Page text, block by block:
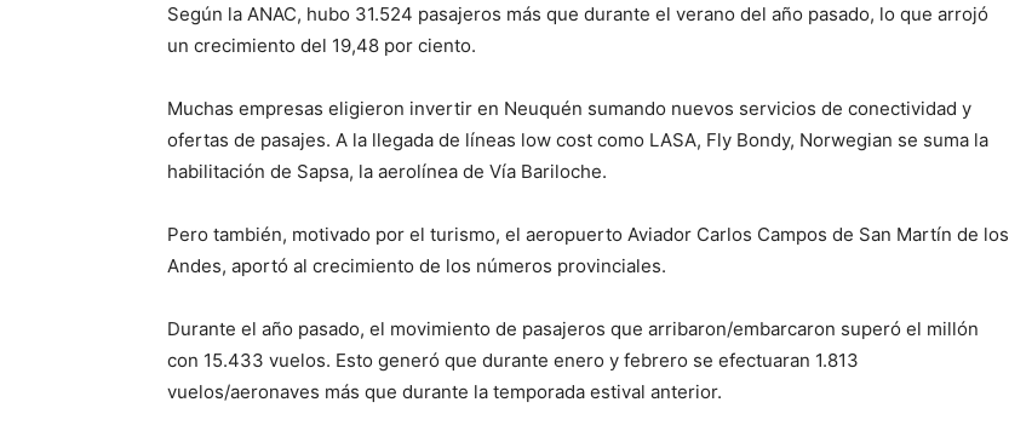
Según la ANAC, hubo 31.524 pasajeros más que durante el verano del año pasado, lo que arrojó
un crecimiento del 19,48 por ciento.
Muchas empresas eligieron invertir en Neuquén sumando nuevos servicios de conectividad y
ofertas de pasajes. A la llegada de líneas low cost como LASA, Fly Bondy, Norwegian se suma la
habilitación de Sapsa, la aerolínea de Vía Bariloche.
Pero también, motivado por el turismo, el aeropuerto Aviador Carlos Campos de San Martín de los
Andes, aportó al crecimiento de los números provinciales.
Durante el año pasado, el movimiento de pasajeros que arribaron/embarcaron superó el millón
con 15.433 vuelos. Esto generó que durante enero y febrero se efectuaran 1.813
vuelos/aeronaves más que durante la temporada estival anterior.